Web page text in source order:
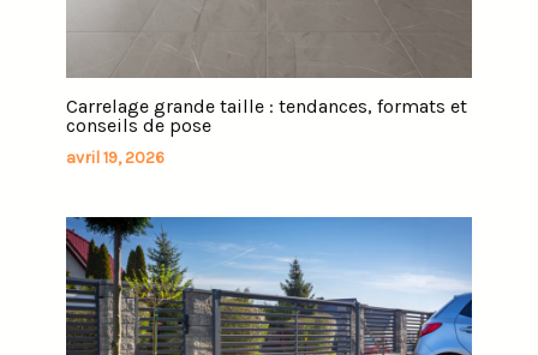
Carrelage grande taille : tendances, formats et
conseils de pose
avril 19, 2026